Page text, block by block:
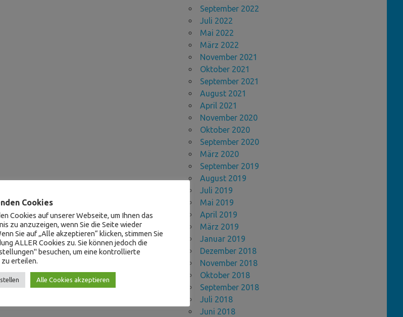
September 2022
Juli 2022
Mai 2022
März 2022
November 2021
Oktober 2021
September 2021
August 2021
April 2021
November 2020
Oktober 2020
September 2020
März 2020
September 2019
August 2019
Juli 2019
Mai 2019
April 2019
März 2019
Januar 2019
Dezember 2018
November 2018
Oktober 2018
September 2018
Juli 2018
Juni 2018
Cookies
Cookies auf unserer Webseite, um Ihnen das
zu anzuzeigen, wenn Sie die Seite wieder
Sie auf „Alle akzeptieren“ klicken, stimmen Sie
ALLER Cookies zu. Sie können jedoch die
besuchen, um eine kontrollierte
zu erteilen.
Alle Cookies akzeptieren